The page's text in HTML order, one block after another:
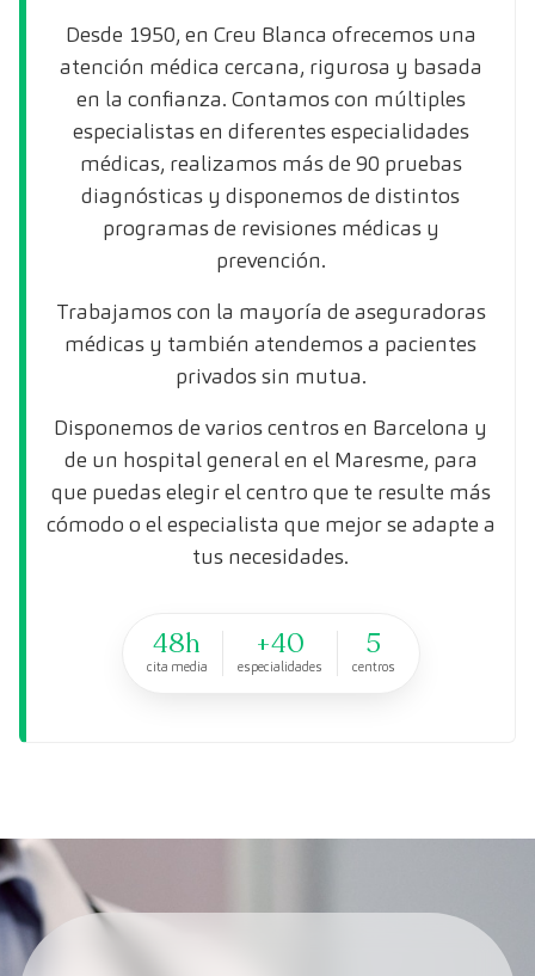
Desde 1950, en Creu Blanca ofrecemos una
atención médica cercana, rigurosa y basada
en la confianza. Contamos con múltiples
especialistas en diferentes especialidades
médicas, realizamos más de 90 pruebas
diagnósticas y disponemos de distintos
programas de revisiones médicas y
prevención.
Trabajamos con la mayoría de aseguradoras
médicas y también atendemos a pacientes
privados sin mutua.
Disponemos de varios centros en Barcelona y
de un hospital general en el Maresme, para
que puedas elegir el centro que te resulte más
cómodo o el especialista que mejor se adapte a
tus necesidades.
48h
cita media
+40
especialidades
5
centros